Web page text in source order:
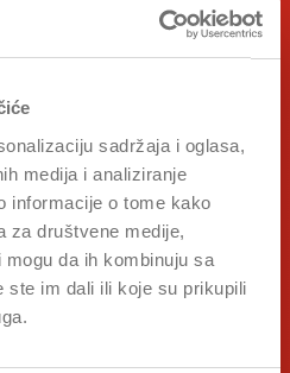
sadržaja i oglasa,
medija i analiziranje
informacije o tome kako
za društvene medije,
da ih kombinuju sa
ste im dali ili koje su prikupili